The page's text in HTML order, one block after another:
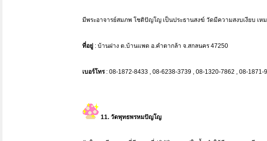
มีพระอาจารย์สมภพ โชติปัญโญ เป็นประธานสงฆ์ วัดมีความสงบเงียบ เห
ที่อยู่ : บ้านฝาง ต.บ้านแพด อ.คำตากล้า จ.สกลนคร 47250
เบอร์โทร: 08-1872-8433 , 08-6238-3739 , 08-1320-7862 , 08-1871-
11. วัดพุทธพรหมปัญโญ